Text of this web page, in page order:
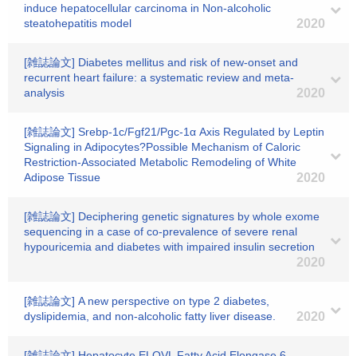
induce hepatocellular carcinoma in Non‐alcoholic
steatohepatitis model
2020
[雑誌論文] Diabetes mellitus and risk of new-onset and
recurrent heart failure: a systematic review and meta-
analysis
2020
[雑誌論文] Srebp-1c/Fgf21/Pgc-1α Axis Regulated by Leptin
Signaling in Adipocytes?Possible Mechanism of Caloric
Restriction-Associated Metabolic Remodeling of White
Adipose Tissue
2020
[雑誌論文] Deciphering genetic signatures by whole exome
sequencing in a case of co-prevalence of severe renal
hypouricemia and diabetes with impaired insulin secretion
2020
[雑誌論文] A new perspective on type 2 diabetes,
dyslipidemia, and non-alcoholic fatty liver disease.
2020